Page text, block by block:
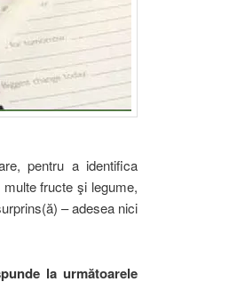
pentru a identifica
fructe şi legume,
– adesea nici
la următoarele